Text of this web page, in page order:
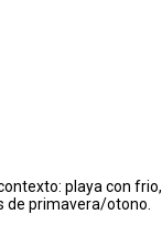
playa con frio,
de primavera/otono.